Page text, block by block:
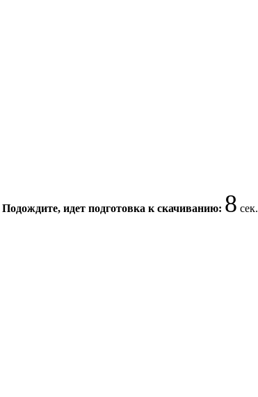
Подождите, идет подготовка к скачиванию: 7 сек.